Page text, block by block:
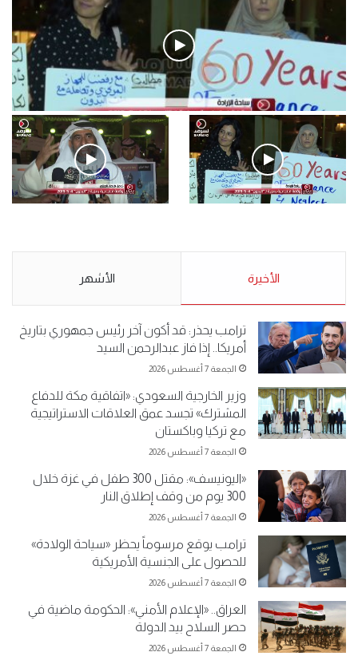
فيديو
.وقفة احتجاجية رمزية لـ”#البدون” في ساحة الإرادة 4-5-2019.
الأحد 5 مايو 2019
5-2019.
نبيع مخدرات يعني ولا خمر؟!.
الأخيرة الأشهر
ترامب يحذر: قد أكون آخر رئيس جمهوري بتاريخ
أمريكا.. إذا فاز عبدالرحمن السيد
الجمعة 7 أغسطس 2026
وزير الخارجية السعودي: «اتفاقية مكة للدفاع
المشترك» تجسد عمق العلاقات الاستراتيجية
مع تركيا وباكستان
الجمعة 7 أغسطس 2026
«اليونيسف»: مقتل 300 طفل في غزة خلال
300 يوم من وقف إطلاق النار
الجمعة 7 أغسطس 2026
ترامب يوقع مرسوماً يحظر «سياحة الولادة»
للحصول على الجنسية الأمريكية
الجمعة 7 أغسطس 2026
العراق.. «الإعلام الأمني»: الحكومة ماضية في
حصر السلاح بيد الدولة
الجمعة 7 أغسطس 2026